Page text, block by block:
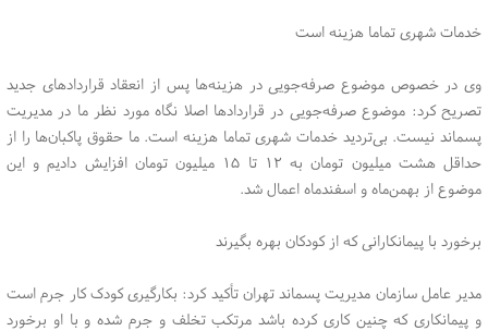
خدمات شهری تماما هزینه است
وی در خصوص موضوع صرفه‌جویی در هزینه‌ها پس از انعقاد قراردادهای جدید
تصریح کرد: موضوع صرفه‌جویی در قراردادها اصلا نگاه مورد نظر ما در مدیریت
پسماند نیست. بی‌تردید خدمات شهری تماما هزینه است. ما حقوق پاکبان‌ها را از
حداقل هشت میلیون تومان به ۱۲ تا ۱۵ میلیون تومان افزایش دادیم و این
موضوع از بهمن‌ماه و اسفندماه اعمال شد.
برخورد با پیمانکارانی که از کودکان بهره بگیرند
مدیر عامل سازمان مدیریت پسماند تهران تأکید کرد: بکارگیری کودک کار جرم است
و پیمانکاری که چنین کاری کرده باشد مرتکب تخلف و جرم شده و با او برخورد